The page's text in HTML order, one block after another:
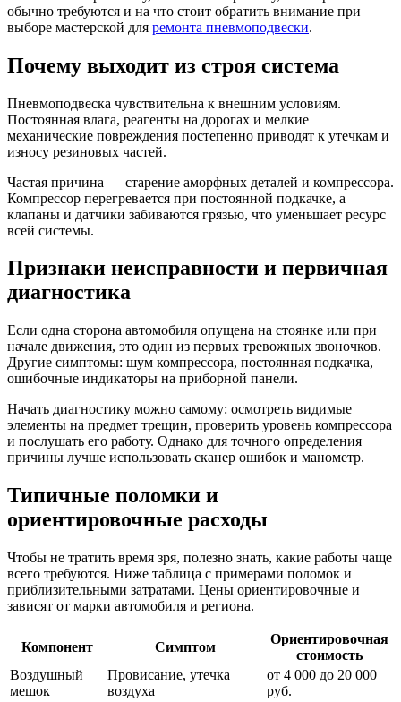
обычно требуются и на что стоит обратить внимание при
выборе мастерской для ремонта пневмоподвески.
Почему выходит из строя система
Пневмоподвеска чувствительна к внешним условиям.
Постоянная влага, реагенты на дорогах и мелкие
механические повреждения постепенно приводят к утечкам и
износу резиновых частей.
Частая причина — старение аморфных деталей и компрессора.
Компрессор перегревается при постоянной подкачке, а
клапаны и датчики забиваются грязью, что уменьшает ресурс
всей системы.
Признаки неисправности и первичная
диагностика
Если одна сторона автомобиля опущена на стоянке или при
начале движения, это один из первых тревожных звоночков.
Другие симптомы: шум компрессора, постоянная подкачка,
ошибочные индикаторы на приборной панели.
Начать диагностику можно самому: осмотреть видимые
элементы на предмет трещин, проверить уровень компрессора
и послушать его работу. Однако для точного определения
причины лучше использовать сканер ошибок и манометр.
Типичные поломки и
ориентировочные расходы
Чтобы не тратить время зря, полезно знать, какие работы чаще
всего требуются. Ниже таблица с примерами поломок и
приблизительными затратами. Цены ориентировочные и
зависят от марки автомобиля и региона.
Компонент Симптом
Ориентировочная
стоимость
Воздушный
мешок
Провисание, утечка
воздуха
от 4 000 до 20 000
руб.